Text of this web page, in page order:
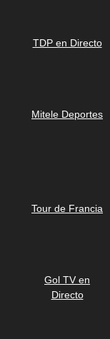
TDP en Directo
Mitele Deportes
Tour de Francia
Gol TV en
Directo